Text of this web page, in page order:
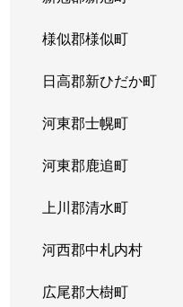
様似郡様似町
日高郡新ひだか町
河東郡士幌町
河東郡鹿追町
上川郡清水町
河西郡中札内村
広尾郡大樹町